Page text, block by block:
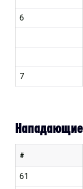
6
7
Нападающие
#
61